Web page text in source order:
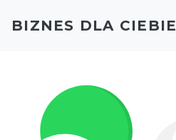
BIZNES DLA CIEBIE